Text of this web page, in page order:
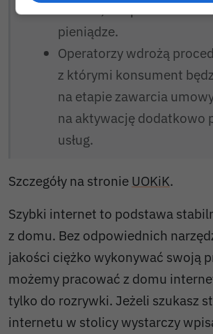
okresie, to operator odda
pieniądze.
Operatorzy wdrożą
z którymi konsument
na etapie zawarcia
na aktywację dodatkowo
usług.
Szczegóły na stronie UOKiK.
Szybki internet to podstawa
z domu. Bez odpowiednich
jakości ciężko wykonywać swoją
możemy pracować z domu
tylko do rozrywki. Jeżeli szukasz
internetu w stolicy wystarczy